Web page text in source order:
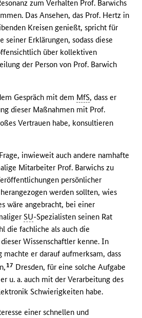
zum Verhalten Prof. Barwichs
Das Ansehen, das Prof. Hertz in
Kreisen genießt, spricht für
seiner Erklärungen, sodass diese
über kollektiven
der Person von Prof. Barwich
Gespräch mit dem MfS, dass er
dieser Maßnahmen mit Prof.
Vertrauen habe, konsultieren
inwieweit auch andere namhafte
Mitarbeiter Prof. Barwichs zu
persönlicher
werden sollten, wies
wäre angebracht, bei einer
SU-Spezialisten seinen Rat
die fachliche als auch die
Wissenschaftler kenne. In
machte er darauf aufmerksam, dass
17 Dresden, für eine solche Aufgabe
u. a. auch mit der Verarbeitung des
Schwierigkeiten habe.
einer schnellen und